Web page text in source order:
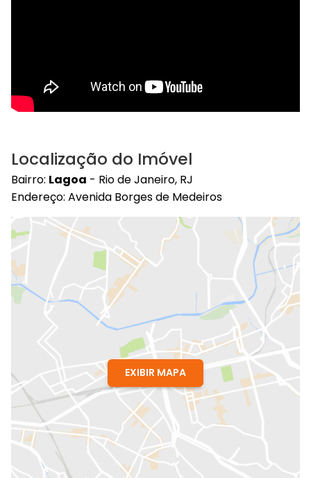
Localização do Imóvel
Bairro: Lagoa - Rio de Janeiro, RJ
Endereço: Avenida Borges de Medeiros
EXIBIR MAPA